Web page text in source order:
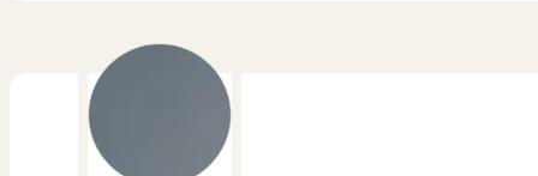
This floor also features a spacious bathroom with a bathtub,
Second Floor:
The second floor is accessible via the stairs (or elevator). The
The front bedroom is very spacious and features a built-in